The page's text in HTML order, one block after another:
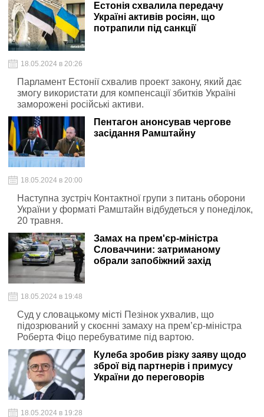
Естонія схвалила передачу
Україні активів росіян, що
потрапили під санкції
18.05.2024 в 20:26
Парламент Естонії схвалив проект закону, який дає
змогу використати для компенсації збитків Україні
заморожені російські активи.
Пентагон анонсував чергове
засідання Рамштайну
18.05.2024 в 20:00
Наступна зустріч Контактної групи з питань оборони
України у форматі Рамштайн відбудеться у понеділок,
20 травня.
Замах на прем'єр-міністра
Словаччини: затриманому
обрали запобіжний захід
18.05.2024 в 19:48
Суд у словацькому місті Пезінок ухвалив, що
підозрюваний у скоєнні замаху на прем’єр-міністра
Роберта Фіцо перебуватиме під вартою.
Кулеба зробив різку заяву щодо
зброї від партнерів і примусу
України до переговорів
18.05.2024 в 19:28